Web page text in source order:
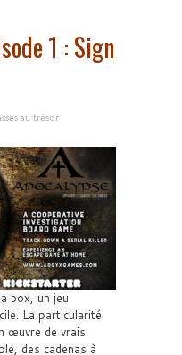
1 : Sign
au trésor
box, un jeu
La particularité
œuvre de vrais
des cadenas à